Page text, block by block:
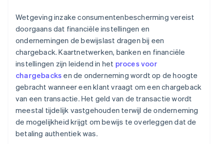
Wetgeving inzake consumentenbescherming vereist
doorgaans dat financiële instellingen en
ondernemingen de bewijslast dragen bij een
chargeback. Kaartnetwerken, banken en financiële
instellingen zijn leidend in het proces voor
chargebacks en de onderneming wordt op de hoogte
gebracht wanneer een klant vraagt om een chargeback
van een transactie. Het geld van de transactie wordt
meestal tijdelijk vastgehouden terwijl de onderneming
de mogelijkheid krijgt om bewijs te overleggen dat de
betaling authentiek was.